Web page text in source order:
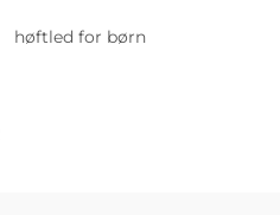
høftled for børn